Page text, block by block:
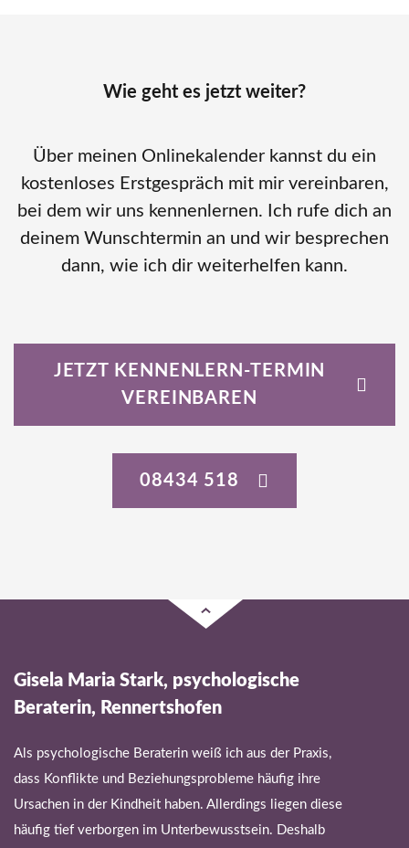
Wie geht es jetzt weiter?
Über meinen Onlinekalender kannst du ein
kostenloses Erstgespräch mit mir vereinbaren,
bei dem wir uns kennenlernen. Ich rufe dich an
deinem Wunschtermin an und wir besprechen
dann, wie ich dir weiterhelfen kann.
JETZT KENNENLERN-TERMIN
VEREINBAREN
08434 518
Gisela Maria Stark, psychologische
Beraterin, Rennertshofen
Als psychologische Beraterin weiß ich aus der Praxis,
dass Konflikte und Beziehungsprobleme häufig ihre
Ursachen in der Kindheit haben. Allerdings liegen diese
häufig tief verborgen im Unterbewusstsein. Deshalb